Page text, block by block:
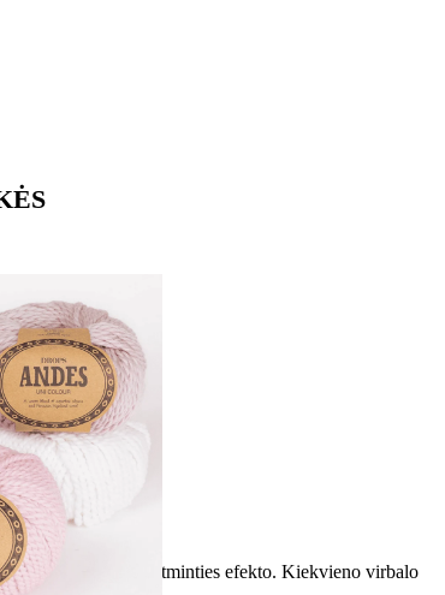
išvynioti, be jokio atminties efekto. Kiekvieno virbalo